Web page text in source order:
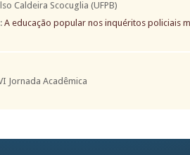
Caldeira Scocuglia (UFPB)
A educação popular nos inquéritos policiais
Jornada Acadêmica